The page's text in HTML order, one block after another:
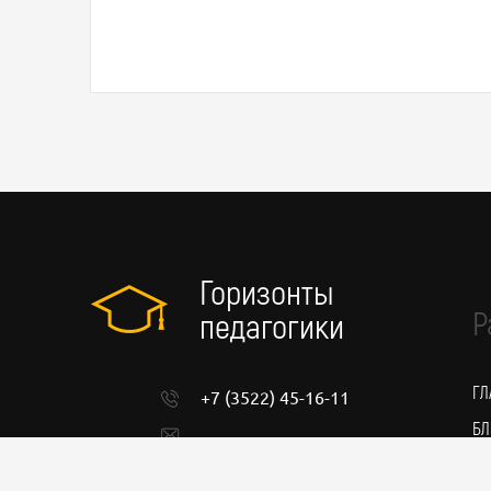
Горизонты
педагогики
+7 (3522) 45-16-11